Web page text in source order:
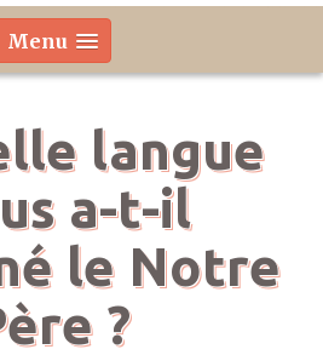
Menu
langue
a-t-il
le Notre
?